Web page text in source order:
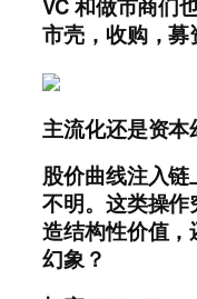
VC 和做市商们
市壳，收购，募
主流化还是资本
股价曲线注入
不明。这类操
造结构性价值
幻象？